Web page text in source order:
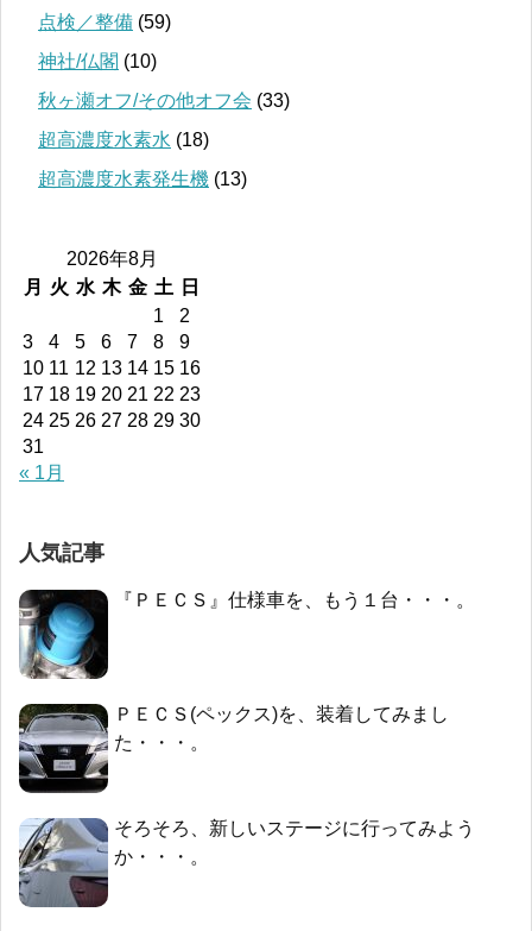
点検／整備 (59)
神社/仏閣 (10)
秋ヶ瀬オフ/その他オフ会 (33)
超高濃度水素水 (18)
超高濃度水素発生機 (13)
2026年8月
月
火 水 木 金 土 日
1
2
3
4 5 6 7 8
9
10 11 12 13 14 15 16
17 18 19 20 21 22 23
24 25 26 27 28 29 30
31
« 1月
人気記事
『ＰＥＣＳ』仕様車を、もう１台・・・。
ＰＥＣＳ(ペックス)を、装着してみまし
た・・・。
そろそろ、新しいステージに行ってみよう
か・・・。